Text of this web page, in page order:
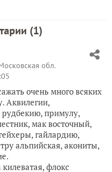
(1)
обл.
очень много всяких
Аквилегии,
примулу,
мак восточный,
гайлардию,
альпийская, акониты,
флокс